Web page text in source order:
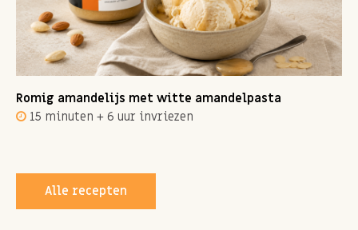
Romig amandelijs met witte amandelpasta
15 minuten + 6 uur invriezen
Alle recepten